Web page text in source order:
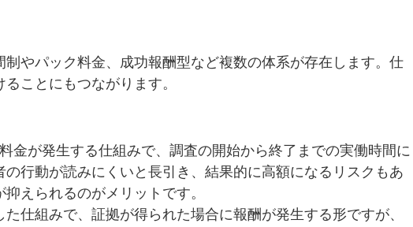
やパック料金、成功報酬型など複数の体系が存在します。仕
ことにもつながります。
金が発生する仕組みで、調査の開始から終了までの実働時間に
行動が読みにくいと長引き、結果的に高額になるリスクもあ
えられるのがメリットです。
仕組みで、証拠が得られた場合に報酬が発生する形ですが、